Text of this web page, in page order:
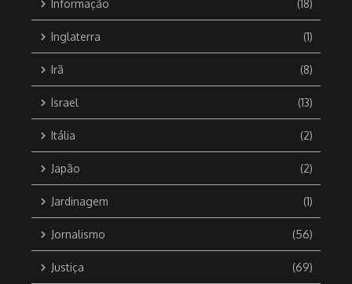
Informação (18)
Inglaterra (1)
Irã (8)
Israel (13)
Itália (2)
Japão (2)
Jardinagem (1)
Jornalismo (56)
Justiça (69)